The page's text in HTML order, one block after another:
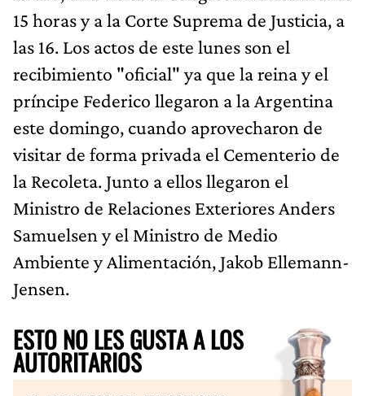
15 horas y a la Corte Suprema de Justicia, a
las 16. Los actos de este lunes son el
recibimiento "oficial" ya que la reina y el
príncipe Federico llegaron a la Argentina
este domingo, cuando aprovecharon de
visitar de forma privada el Cementerio de
la Recoleta. Junto a ellos llegaron el
Ministro de Relaciones Exteriores Anders
Samuelsen y el Ministro de Medio
Ambiente y Alimentación, Jakob Ellemann-
Jensen.
ESTO NO LES GUSTA A LOS
AUTORITARIOS